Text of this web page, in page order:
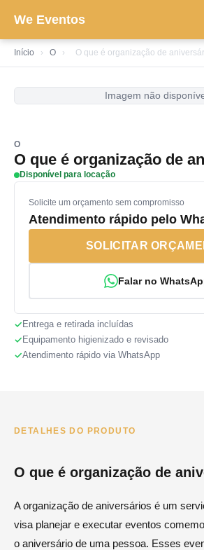
We Eventos
Início › O › O que é organização de
Imagem não
O
O que é organização de
Disponível para locação
Solicite um orçamento sem compromisso
Atendimento rápido pelo
SOLICITAR
Falar no
Entrega e retirada incluídas
Equipamento higienizado e revisado
Atendimento rápido via WhatsApp
DETALHES DO PRODUTO
O que é organização de
A organização de aniversários é um
visa planejar e executar eventos
o aniversário de uma pessoa. Esses